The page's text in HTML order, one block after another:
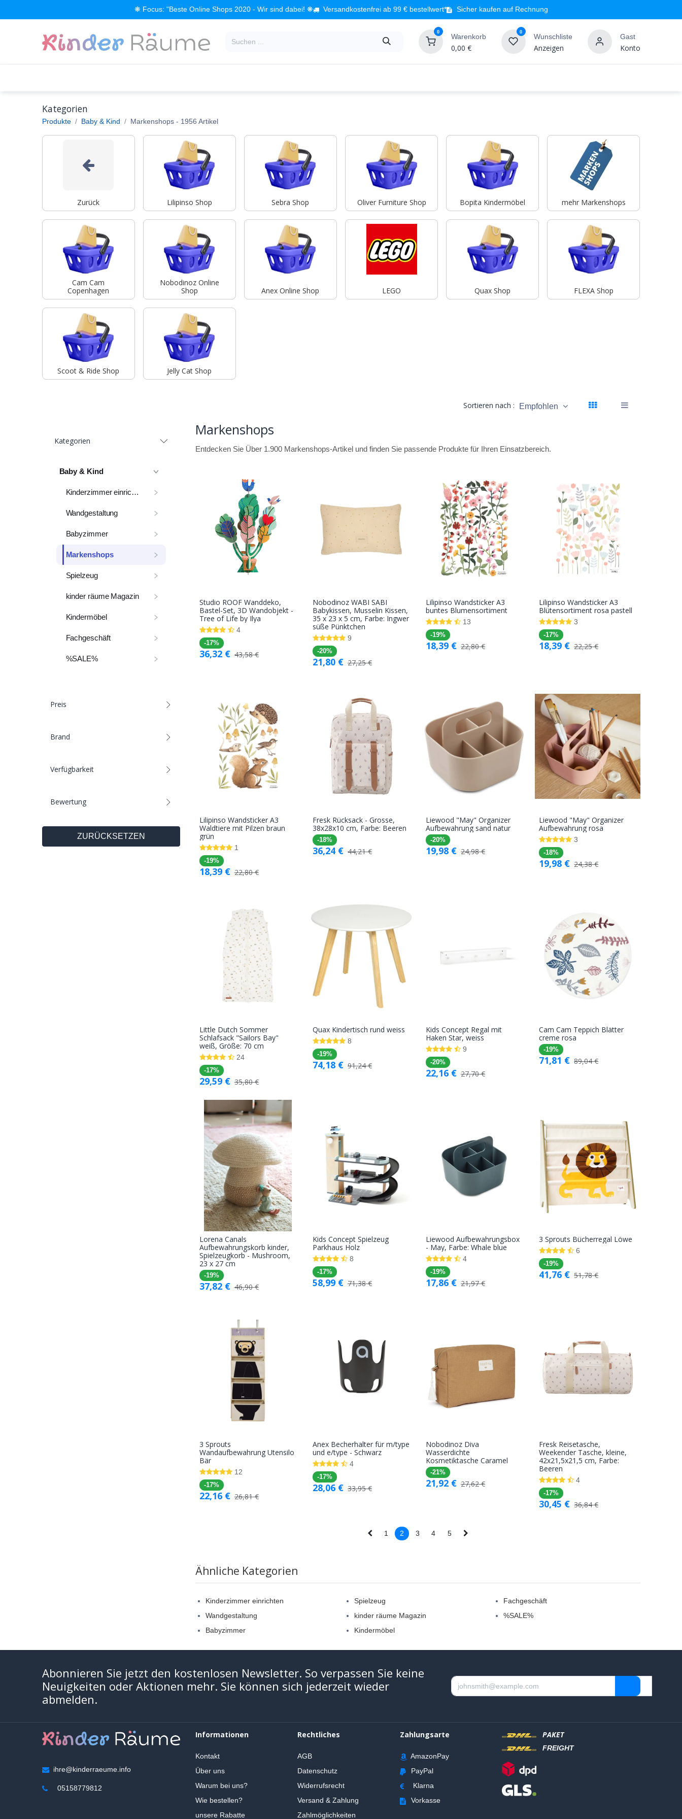
❋ Focus: "Beste Online Shops 2020 - Wir sind dabei! ❋ Versandkostenfrei ab 99 € bestellwert* Sicher kaufen auf Rechnung
0
Warenkorb
0,00 €
0
Wunschliste
Anzeigen
Gast
Konto
Kategorien
Produkte Baby & Kind Markenshops- 1956 Artikel
Zurück Lilipinso Shop Sebra Shop Oliver Furniture Shop Bopita Kindermöbel mehr Markenshops
Cam Cam
Copenhagen
Nobodinoz Online
Shop
Anex Online Shop LEGO Quax Shop FLEXA Shop
Scoot & Ride Shop Jelly Cat Shop
Sortieren nach : Empfohlen
Kategorien
Baby & Kind
Kinderzimmer einrichten
Wandgestaltung
Babyzimmer
Markenshops
Spielzeug
kinder räume Magazin
Kindermöbel
Fachgeschäft
%SALE%
Preis
Brand
Verfügbarkeit
Bewertung
ZURÜCKSETZEN
Markenshops
Entdecken Sie Über 1.900 Markenshops-Artikel und finden Sie passende Produkte für Ihren Einsatzbereich.
In den
Warenkorb
Studio ROOF Wanddeko,
Bastel-Set, 3D Wandobjekt -
Tree of Life by Ilya
4
-17%
36,32€ 43,58€
In den
Warenkorb
Nobodinoz WABI SABI
Babykissen, Musselin Kissen,
35 x 23 x 5 cm, Farbe: Ingwer
süße Pünktchen
9
-20%
21,80€ 27,25€
In den
Warenkorb
Lilipinso Wandsticker A3
buntes Blumensortiment
13
-19%
18,39 € 22,80€
In den
Warenkorb
Lilipinso Wandsticker A3
Blütensortiment rosa pastell
3
-17%
18,39 € 22,25€
In den
Lilipinso Wandsticker A3
Waldtiere mit Pilzen braun
grün
1
-19%
18,39€ 22,80€
In den
Fresk Rücksack - Grosse,
38x28x10 cm, Farbe: Beeren
-18%
36,24€ 44,21€
In den
Liewood "May" Organizer
Aufbewahrung sand natur
-20%
19,98 € 24,98€
In den
Warenkorb
Liewood "May" Organizer
Aufbewahrung rosa
3
-18%
19,98 € 24,38€
In den
Warenkorb
Little Dutch Sommer
Schlafsack "Sailors Bay"
weiß, Größe: 70 cm
24
-17%
29,59€ 35,80€
Quax Kindertisch rund weiss
8
-19%
74,18€ 91,24€
In den
Warenkorb
Kids Concept Regal mit
Haken Star, weiss
9
-20%
22,16 € 27,70€
In den
Cam Cam Teppich Blätter
creme rosa
-19%
71,81 € 89,04€
In den
Warenkorb
Lorena Canals
Aufbewahrungskorb kinder,
Spielzeugkorb - Mushroom,
23 x 27 cm
-19%
37,82€ 46,90€
In den
Warenkorb
Kids Concept Spielzeug
Parkhaus Holz
8
-17%
58,99€ 71,38€
In den
Warenkorb
Liewood Aufbewahrungsbox
- May, Farbe: Whale blue
4
-19%
17,86 € 21,97€
In den
3 Sprouts Bücherregal Löwe
6
-19%
41,76 € 51,78€
In den
3 Sprouts
Wandaufbewahrung Utensilo
Bär
12
-17%
22,16€ 26,81€
In den
Warenkorb
Anex Becherhalter für m/type
und e/type - Schwarz
4
-17%
28,06€ 33,95€
In den
Warenkorb
Nobodinoz Diva
Wasserdichte
Kosmetiktasche Caramel
-21%
21,92 € 27,62€
In den
Warenkorb
Fresk Reisetasche,
Weekender Tasche, kleine,
42x21,5x21,5 cm, Farbe:
Beeren
4
-17%
30,45 € 36,84€
1 2 3 4 5
Ähnliche Kategorien
Kinderzimmer einrichten
Wandgestaltung
Babyzimmer
Spielzeug
kinder räume Magazin
Kindermöbel
Fachgeschäft
%SALE%
Abonnieren Sie jetzt den kostenlosen Newsletter. So verpassen Sie keine
Neuigkeiten oder Aktionen mehr. Sie können sich jederzeit wieder
abmelden.
ihre@kinderraeume.info
05158779812
Informationen
Kontakt
Über uns
Warum bei uns?
Wie bestellen?
unsere Rabatte
Rechtliches
AGB
Datenschutz
Widerrufsrecht
Versand & Zahlung
Zahlmöglichkeiten
Zahlungsarte
AmazonPay
PayPal
Klarna
Vorkasse
PAKET
FREIGHT